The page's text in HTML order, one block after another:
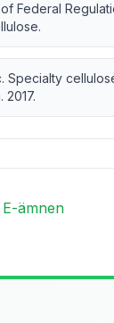
Federal
Specialty
2017.
ämnen